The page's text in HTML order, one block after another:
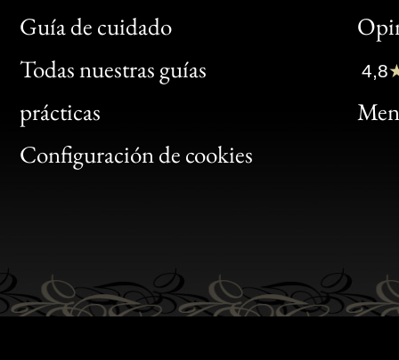
Guía de cuidado
Todas nuestras guías
prácticas
Configuración de cookies
Bon
Clic
Bon
4,8